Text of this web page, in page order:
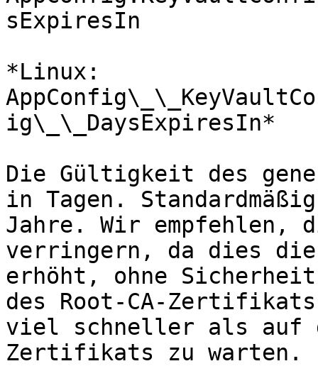
sExpiresIn
*Linux:
ig\_\_DaysExpiresIn*
Die Gültigkeit des
in Tagen.
Jahre. Wir empfehlen,
verringern, da dies
erhöht, ohne
des Root-CA-
viel schneller als auf
Zertifikats zu warten.